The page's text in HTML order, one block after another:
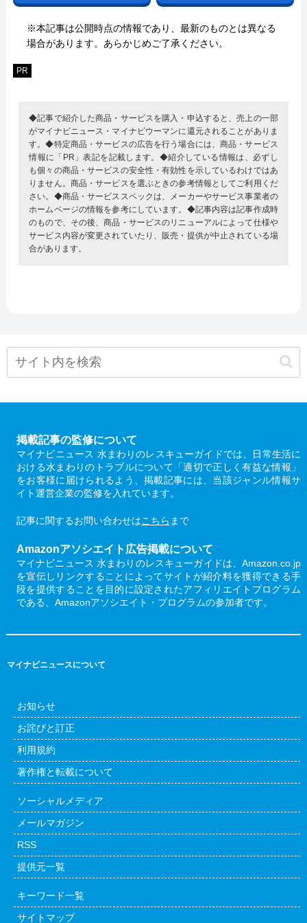
※本記事は公開時点の情報であり、最新のものとは異なる
場合があります。あらかじめご了承ください。
PR
◆記事で紹介した商品・サービスを購入・申込すると、売上の一部
がマイナビニュース・マイナビウーマンに還元されることがありま
す。◆特定商品・サービスの広告を行う場合には、商品・サービス
情報に「PR」表記を記載します。◆紹介している情報は、必ずし
も個々の商品・サービスの安全性・有効性を示しているわけではあ
りません。商品・サービスを選ぶときの参考情報としてご利用くだ
さい。◆商品・サービススペックは、メーカーやサービス事業者の
ホームページの情報を参考にしています。◆記事内容は記事作成時
のもので、その後、商品・サービスのリニューアルによって仕様や
サービス内容が変更されていたり、販売・提供が中止されている場
合があります。
掲載記事の監修について
マイナビニュース 水まわりのレスキューガイドでは、日常生活に
おける水まわりのトラブルについて「適切で正しく有益な情報」
をお客様に届けられるよう、掲載記事には、当該ジャンル情報サ
イト運営企業の監修を入れています。
記事に関するお問い合わせはこちら まで
Amazonアソシエイト広告掲載について
マイナビニュース 水まわりのレスキューガイドは、Amazon.co.jp
を宣伝しリンクすることによってサイトが紹介料を獲得できる手
段を提供することを目的に設定されたアフィリエイトプログラム
である、Amazonアソシエイト・プログラムの参加者です。
マイナビニュースについて
お知らせ
お詫びと訂正
利用規約
著作権と転載について
ソーシャルメディア
メールマガジン
RSS
提供元一覧
キーワード一覧
サイトマップ